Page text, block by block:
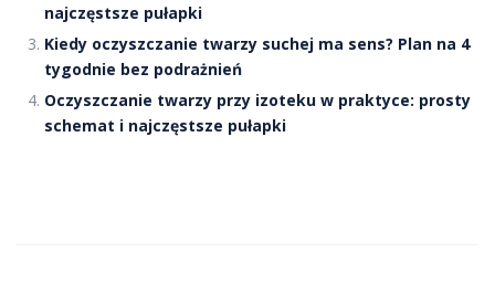
najczęstsze pułapki
Kiedy oczyszczanie twarzy suchej ma sens? Plan na 4
tygodnie bez podrażnień
Oczyszczanie twarzy przy izoteku w praktyce: prosty
schemat i najczęstsze pułapki